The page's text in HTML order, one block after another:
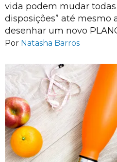
vida podem mudar todas
disposições” até mesmo
desenhar um novo
Por Natasha Barros